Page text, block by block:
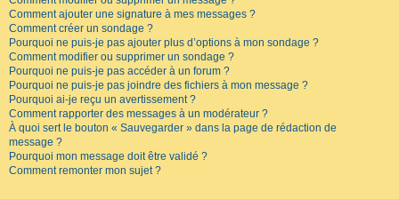
Comment ajouter une signature à mes messages ?
Comment créer un sondage ?
Pourquoi ne puis-je pas ajouter plus d’options à mon sondage ?
Comment modifier ou supprimer un sondage ?
Pourquoi ne puis-je pas accéder à un forum ?
Pourquoi ne puis-je pas joindre des fichiers à mon message ?
Pourquoi ai-je reçu un avertissement ?
Comment rapporter des messages à un modérateur ?
À quoi sert le bouton « Sauvegarder » dans la page de rédaction de
message ?
Pourquoi mon message doit être validé ?
Comment remonter mon sujet ?